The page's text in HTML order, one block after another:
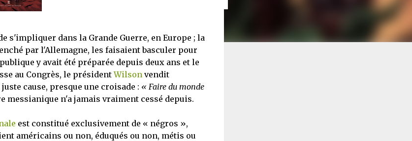
s'impliquer dans la Grande Guerre, en Europe ; la
par l'Allemagne, les faisaient basculer pour
y avait été préparée depuis deux ans et le
au Congrès, le présidentWilson vendit
cause, presque une croisade : « Faire du monde
messianique n'a jamais vraiment cessé depuis.
est constitué exclusivement de « négros »,
américains ou non, éduqués ou non, métis ou